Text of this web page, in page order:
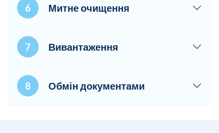
Митне очищення
Вивантаження
Обмін документами